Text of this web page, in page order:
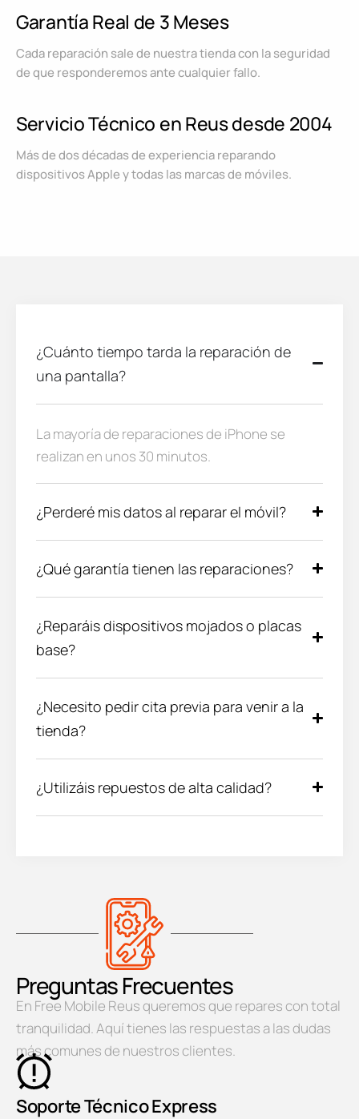
Garantía Real de 3 Meses
Cada reparación sale de nuestra tienda con la seguridad
de que responderemos ante cualquier fallo.
Servicio Técnico en Reus desde 2004
Más de dos décadas de experiencia reparando
dispositivos Apple y todas las marcas de móviles.
¿Cuánto tiempo tarda la reparación de
una pantalla?
La mayoría de reparaciones de iPhone se
realizan en unos 30 minutos.
¿Perderé mis datos al reparar el móvil?
¿Qué garantía tienen las reparaciones?
¿Reparáis dispositivos mojados o placas
base?
¿Necesito pedir cita previa para venir a la
tienda?
¿Utilizáis repuestos de alta calidad?
Preguntas Frecuentes
En Free Mobile Reus queremos que repares con total
tranquilidad. Aquí tienes las respuestas a las dudas
más comunes de nuestros clientes.
Soporte Técnico Express